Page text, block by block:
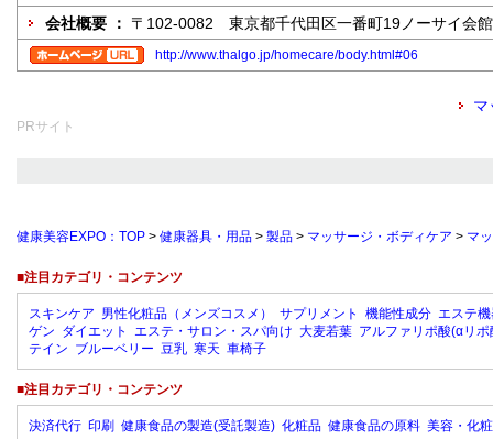
会社概要 ： 〒102-0082 東京都千代田区一番町19ノーサイ会
http://www.thalgo.jp/homecare/body.html#06
マ
PRサイト
健康美容EXPO：TOP > 健康器具・用品 > 製品 > マッサージ・ボディケア > マ
■注目カテゴリ・コンテンツ
スキンケア 男性化粧品（メンズコスメ） サプリメント 機能性成分 エステ
ゲン ダイエット エステ・サロン・スパ向け 大麦若葉 アルファリポ酸(αリポ
テイン ブルーベリー 豆乳 寒天 車椅子
■注目カテゴリ・コンテンツ
決済代行 印刷 健康食品の製造(受託製造) 化粧品 健康食品の原料 美容・化